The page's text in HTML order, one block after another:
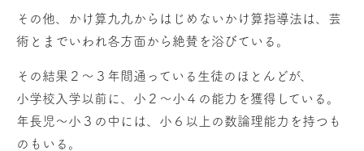
その他、かけ算九九からはじめないかけ算指導法は、芸
術とまでいわれ各方面から絶賛を浴びている。
その結果２〜３年間通っている生徒のほとんどが、
小学校入学以前に、小２〜小４の能力を獲得している。
年長児〜小３の中には、小６以上の数論理能力を持つも
のもいる。